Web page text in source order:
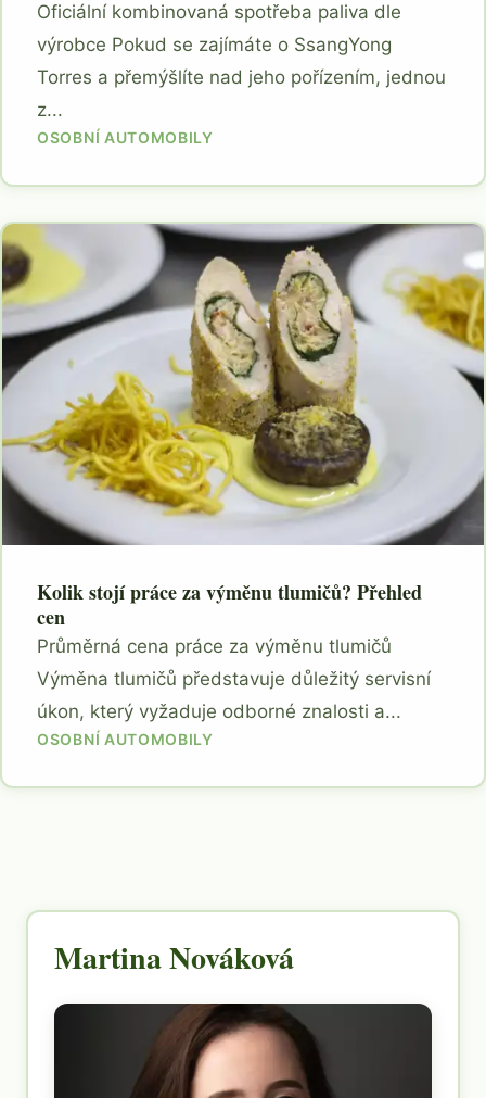
Oficiální kombinovaná spotřeba paliva dle
výrobce Pokud se zajímáte o SsangYong
Torres a přemýšlíte nad jeho pořízením, jednou
z...
OSOBNÍ AUTOMOBILY
Kolik stojí práce za výměnu tlumičů? Přehled
cen
Průměrná cena práce za výměnu tlumičů
Výměna tlumičů představuje důležitý servisní
úkon, který vyžaduje odborné znalosti a...
OSOBNÍ AUTOMOBILY
Martina Nováková